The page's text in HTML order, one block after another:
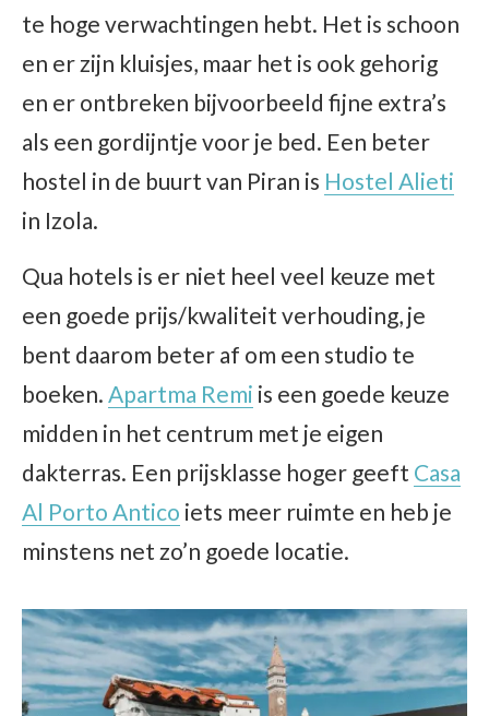
te hoge verwachtingen hebt. Het is schoon
en er zijn kluisjes, maar het is ook gehorig
en er ontbreken bijvoorbeeld fijne extra’s
als een gordijntje voor je bed. Een beter
hostel in de buurt van Piran is Hostel Alieti
in Izola.
Qua hotels is er niet heel veel keuze met
een goede prijs/kwaliteit verhouding, je
bent daarom beter af om een studio te
boeken. Apartma Remi is een goede keuze
midden in het centrum met je eigen
dakterras. Een prijsklasse hoger geeft Casa
Al Porto Antico iets meer ruimte en heb je
minstens net zo’n goede locatie.